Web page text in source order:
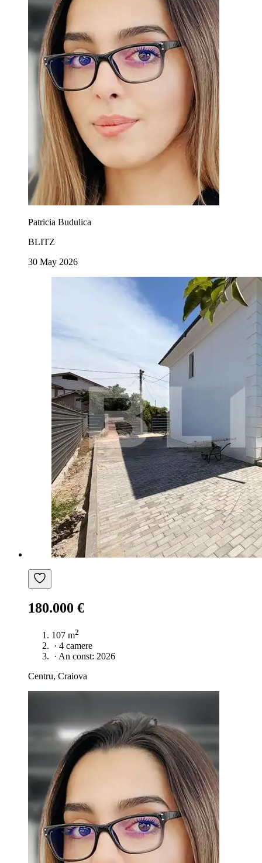
Patricia Budulica
BLITZ
30 May 2026
180.000 €
107 m2
· 4 camere
· An const: 2026
Centru, Craiova